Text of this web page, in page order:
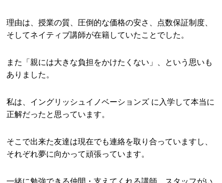
理由は、授業の質、圧倒的な価格の安さ、点数保証制度、
そしてネイティブ講師が在籍していたことでした。
また「親には大きな負担をかけたくない」、という思いも
ありました。
私は、イングリッシュイノベーションズ に入学して本当に
正解だったと思っています。
そこで出来た友達は現在でも連絡を取り合っていますし、
それぞれ夢に向かって頑張っています。
一緒に勉強できる仲間・支えてくれる講師、スタッフがい